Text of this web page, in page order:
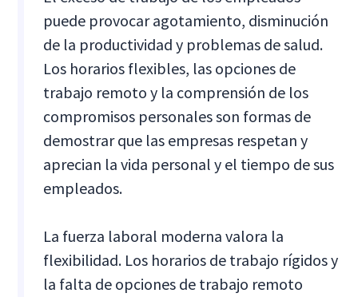
puede provocar agotamiento, disminución
de la productividad y problemas de salud.
Los horarios flexibles, las opciones de
trabajo remoto y la comprensión de los
compromisos personales son formas de
demostrar que las empresas respetan y
aprecian la vida personal y el tiempo de sus
empleados.
La fuerza laboral moderna valora la
flexibilidad. Los horarios de trabajo rígidos y
la falta de opciones de trabajo remoto